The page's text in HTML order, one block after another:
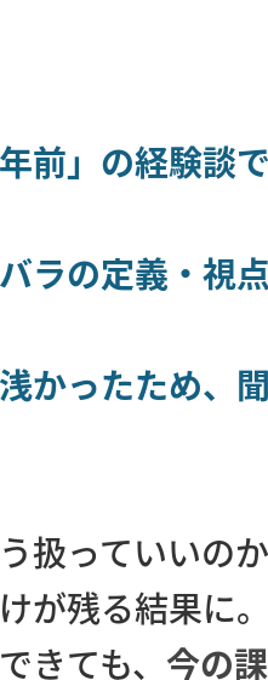
前」の経験談
ラの定義・視
かったため、
扱っていいの
が残る結果に
きても、 今の